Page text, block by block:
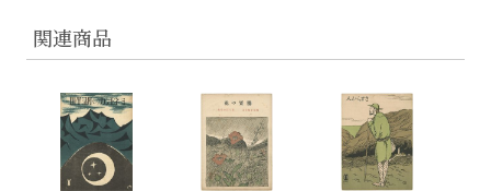
関連商品